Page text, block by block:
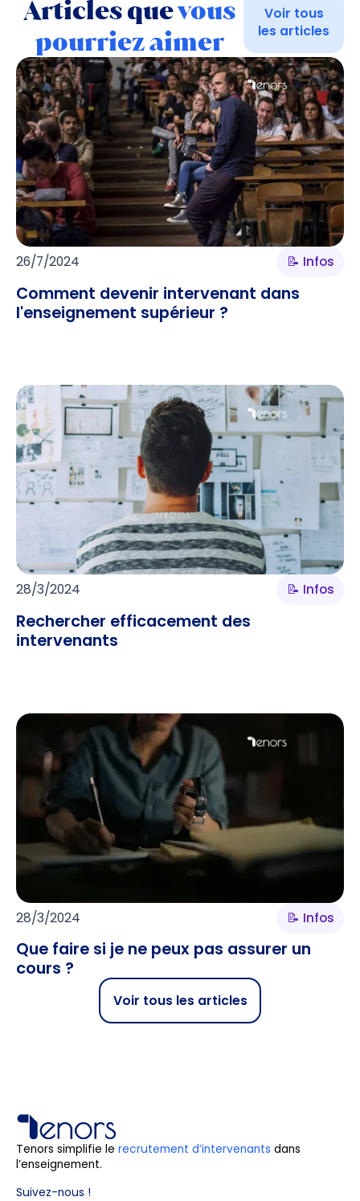
Articles quevous
pourriez aimer
Voir tous
les articles
26/7/2024 📝 Infos
Comment devenir intervenant dans
l'enseignement supérieur ?
28/3/2024 📝 Infos
Rechercher efficacement des
intervenants
28/3/2024 📝 Infos
Que faire si je ne peux pas assurer un
cours ?
Voir tous les articles
Tenors simplifie le recrutement d’intervenants dans
l’enseignement.
Suivez-nous !